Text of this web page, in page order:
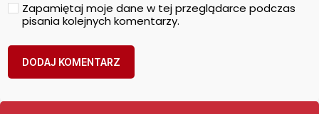
Zapamiętaj moje dane w tej przeglądarce podczas
pisania kolejnych komentarzy.